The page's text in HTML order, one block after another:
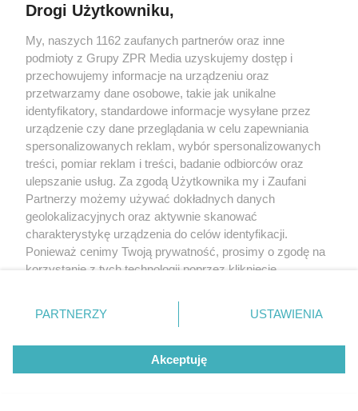
Drogi Użytkowniku,
My, naszych 1162 zaufanych partnerów oraz inne
podmioty z Grupy ZPR Media uzyskujemy dostęp i
przechowujemy informacje na urządzeniu oraz
przetwarzamy dane osobowe, takie jak unikalne
identyfikatory, standardowe informacje wysyłane przez
urządzenie czy dane przeglądania w celu zapewniania
spersonalizowanych reklam, wybór spersonalizowanych
treści, pomiar reklam i treści, badanie odbiorców oraz
ulepszanie usług. Za zgodą Użytkownika my i Zaufani
Partnerzy możemy używać dokładnych danych
geolokalizacyjnych oraz aktywnie skanować
charakterystykę urządzenia do celów identyfikacji.
Ponieważ cenimy Twoją prywatność, prosimy o zgodę na
korzystanie z tych technologii poprzez kliknięcie
zmienić/wycofać klikając przycisk ustawień prywatności
znajdujący się w lewym dolnym rogu strony
rodzaje przetwarzania danych nie wymagają zgody
użytkownika, ale masz prawo sprzeciwić się takiemu
przetwarzaniu. Preferencje będą miały zastosowanie tylko
PARTNERZY USTAWIENIA
Akceptuję